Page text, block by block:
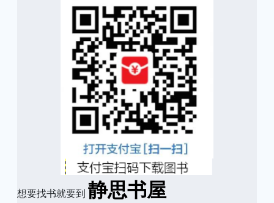
想要找书就要到 静思书屋